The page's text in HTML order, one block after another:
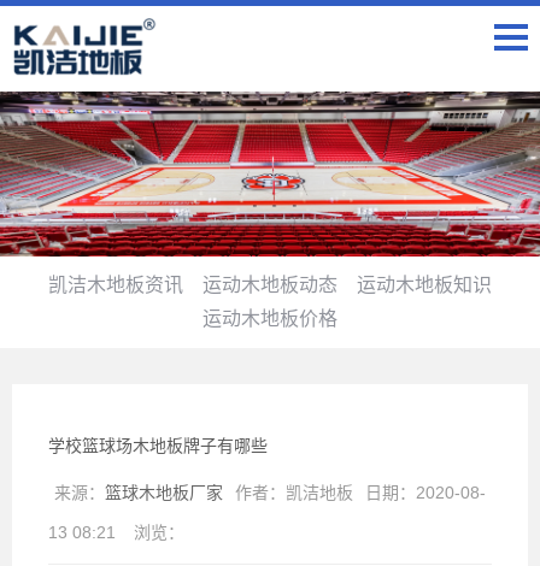
凯洁木地板资讯 运动木地板动态
运动木地板知识
运动木地板价格
学校篮球场木地板牌子有哪些
来源： 篮球木地板厂家 作者： 凯洁地板 日期： 2020-08-
13 08:21 浏览：